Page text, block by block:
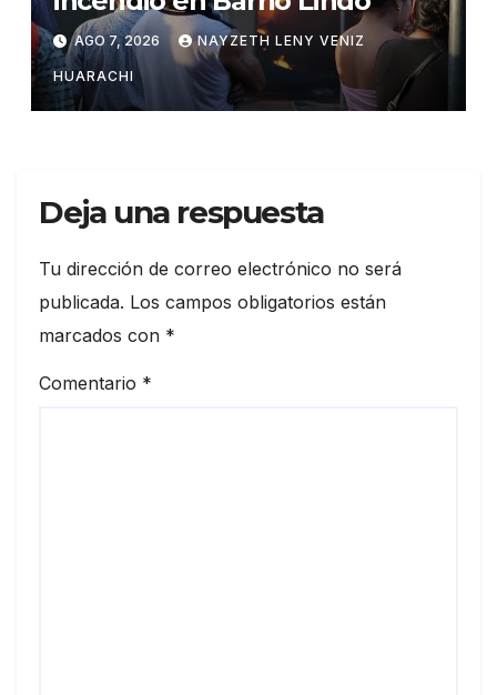
AGO 7, 2026 NAYZETH LENY VENIZ
HUARACHI
Deja una respuesta
Tu dirección de correo electrónico no será
publicada. Los campos obligatorios están
marcados con *
Comentario *